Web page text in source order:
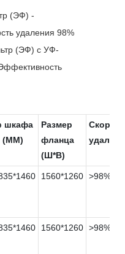
(ЭФ) -
удаления 98%
(ЭФ) с УФ-
шкафа
Размер
фланца
(Ш*В)
1560*1260 >98%
1560*1260 >98%